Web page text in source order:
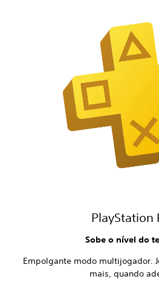
PlayStation
Sobe o nível do
Empolgante modo multijogador.
mais, quando